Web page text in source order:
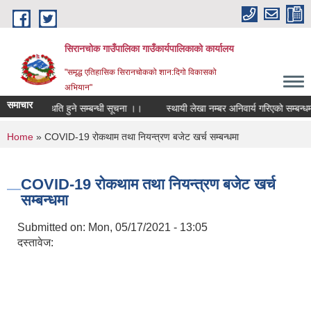
Skip to main content
सिरानचोक गाउँपालिका गाउँकार्यपालिकाको कार्यालय
"समृद्ध एतिहासिक सिरानचोकको शान:दिगो विकासको
अभियान"
समाचारउपस्थिति हुने सम्बन्धी सूचना ।। स्थायी लेखा नम्बर अनिवार्य गरिएको सम्बन्धमा
You are here
Home » COVID-19 रोकथाम तथा नियन्त्रण बजेट खर्च सम्बन्धमा
COVID-19 रोकथाम तथा नियन्त्रण बजेट खर्च
सम्बन्धमा
Submitted on: Mon, 05/17/2021 - 13:05
दस्तावेज: